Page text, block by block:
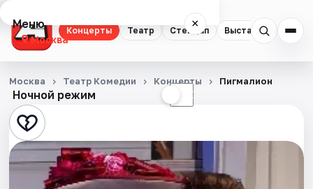
Концерты Театр Стендап Выставки
Меню ×
Москва
Концерты
Театр
Стендап
Выставки
Ночной режим ☾
Москва Театр Комедии Концерты Пигмалион